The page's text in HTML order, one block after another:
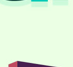
릴 거예요!
이유